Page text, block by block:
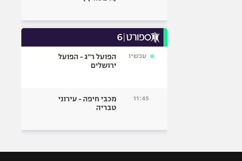
עכשיו
הפועל ר"ג - הפועל
ירושלים
11:45
מכבי חיפה - עירוני
טבריה